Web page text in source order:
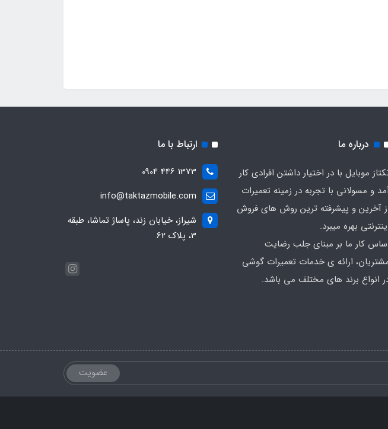
درباره ما
موبایل با در اختیار داشتن افرادی کار
و مسولانی با تجربه در زمینه تعمیرات
آخرین و پیشرفته ترین روش های فروش
بهره میبرد.
کار ما بر مبنای جلب رضایت
ارائه ی خدمات تعمیرات گوشی
انواع برند های مختلف می باشد.
ارتباط با ما
1373 446 0904
info@taktazmobile.com
شیراز، خیابان زند، پاساژ تماشا، طبقه
3، پلاک 62
عضویت